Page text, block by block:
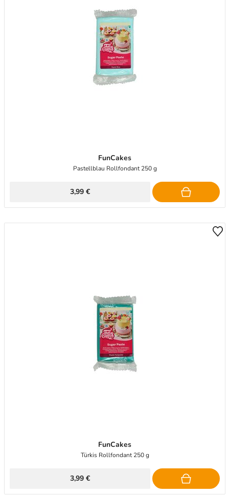
FunCakes
Pastellblau Rollfondant 250 g
3,99 €
FunCakes
Türkis Rollfondant 250 g
3,99 €